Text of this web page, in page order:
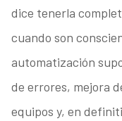
dice tenerla
cuando son
automatización
de errores, mejora
equipos y, en